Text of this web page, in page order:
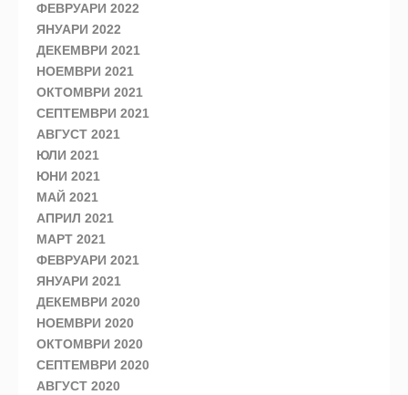
ФЕВРУАРИ 2022
ЯНУАРИ 2022
ДЕКЕМВРИ 2021
НОЕМВРИ 2021
ОКТОМВРИ 2021
СЕПТЕМВРИ 2021
АВГУСТ 2021
ЮЛИ 2021
ЮНИ 2021
МАЙ 2021
АПРИЛ 2021
МАРТ 2021
ФЕВРУАРИ 2021
ЯНУАРИ 2021
ДЕКЕМВРИ 2020
НОЕМВРИ 2020
ОКТОМВРИ 2020
СЕПТЕМВРИ 2020
АВГУСТ 2020